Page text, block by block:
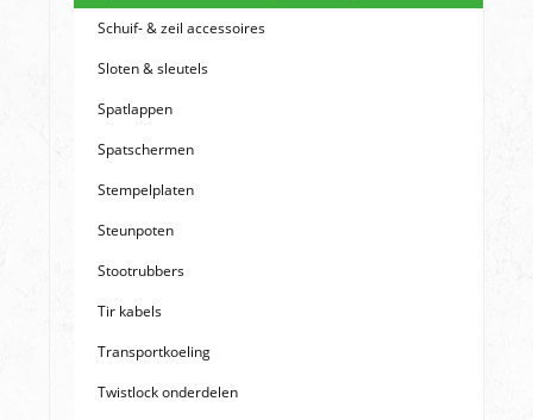
Schuif- & zeil accessoires
Sloten & sleutels
Spatlappen
Spatschermen
Stempelplaten
Steunpoten
Stootrubbers
Tir kabels
Transportkoeling
Twistlock onderdelen